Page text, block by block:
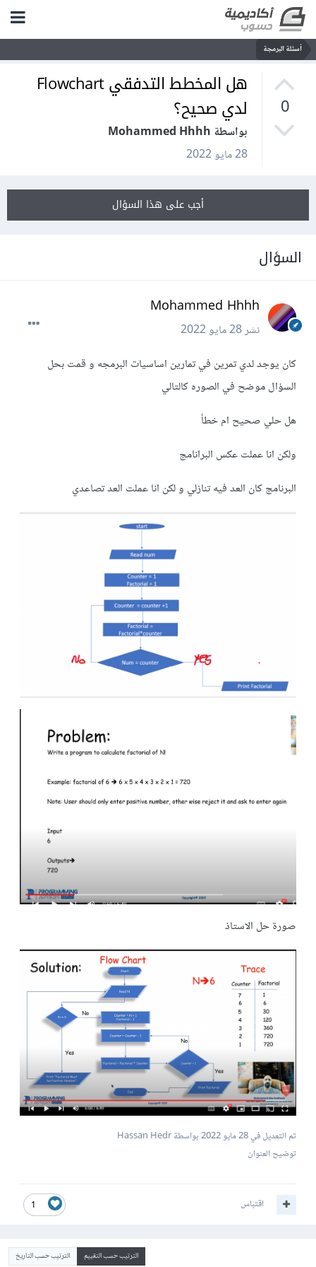
أسئلة البرمجة
0
هل المخطط التدفقي Flowchart
لدي صحيح؟
بواسطة Mohammed Hhhh
28 مايو 2022
أجب على هذا السؤال
السؤال
Mohammed Hhhh
نشر28 مايو 2022
كان يوجد لدي تمرين في تمارين اساسيات البرمجه و قمت بحل
السؤال موضح في الصوره كالتالي
هل حلي صحيح ام خطأ
ولكن انا عملت عكس البرانامج
البرنامج كان العد فيه تنازلي و لكن انا عملت العد تصاعدي
صورة حل الاستاذ
تم التعديل في28 مايو 2022
بواسطة Hassan Hedr
توضيح العنوان
1 اقتباس
الترتيب حسب التقييم الترتيب حسب التاريخ